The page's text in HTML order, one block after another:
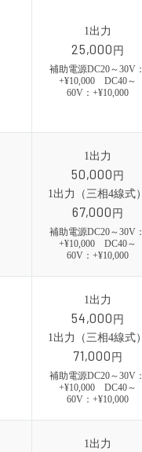
1出力
25,000 円
補助電源DC20～30V：
+¥10,000 DC40～
60V：+¥10,000
1出力
50,000 円
1出力（三相4線式）
67,000 円
補助電源DC20～30V：
+¥10,000 DC40～
60V：+¥10,000
1出力
54,000 円
1出力（三相4線式）
71,000 円
補助電源DC20～30V：
+¥10,000 DC40～
60V：+¥10,000
1出力